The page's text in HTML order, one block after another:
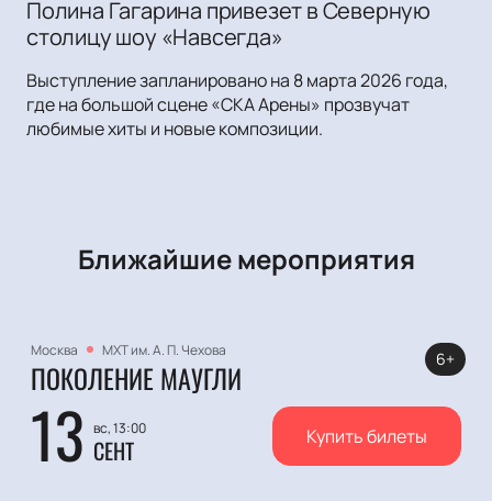
Полина Гагарина привезет в Северную
столицу шоу «Навсегда»
Выступление запланировано на 8 марта 2026 года,
где на большой сцене «СКА Арены» прозвучат
любимые хиты и новые композиции.
Ближайшие мероприятия
Москва МХТ им. А. П. Чехова
ПОКОЛЕНИЕ МАУГЛИ
13 вс, 13:00
СЕНТ
6+
Купить билеты